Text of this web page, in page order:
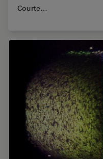
Courte…